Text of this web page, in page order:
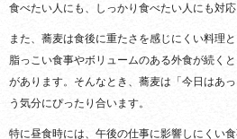
食べたい人にも、しっかり食べたい人にも対応
また、蕎麦は食後に重たさを感じにくい料理
脂っこい食事やボリュームのある外食が続く
があります。そんなとき、蕎麦は「今日はあ
う気分にぴったり合います。
特に昼食時には、午後の仕事に影響しにくい